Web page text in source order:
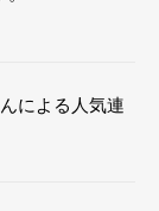
による人気連